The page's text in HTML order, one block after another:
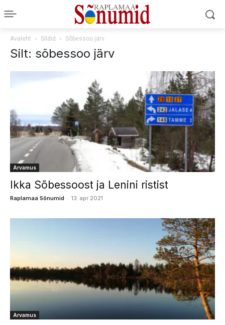
Avaleht Sildid Sõbessoo järv
Silt: sõbessoo järv
Arvamus
Ikka Sõbessoost ja Lenini ristist
Raplamaa Sõnumid - 13. apr 2021
Arvamus